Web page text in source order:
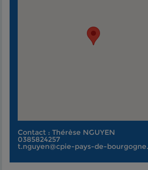
Contact : Thérèse NGUYEN
0385824257
t.nguyen@cpie-pays-de-